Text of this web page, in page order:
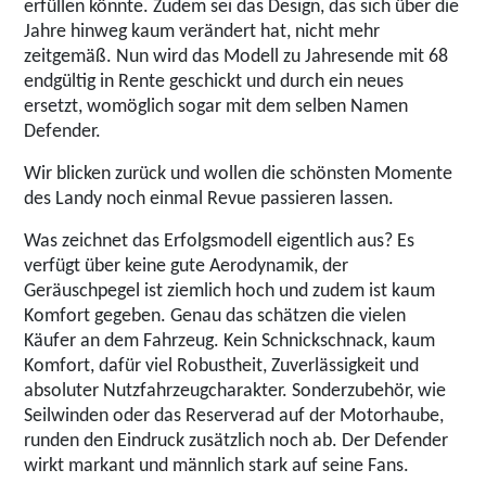
erfüllen könnte. Zudem sei das Design, das sich über die
Jahre hinweg kaum verändert hat, nicht mehr
zeitgemäß. Nun wird das Modell zu Jahresende mit 68
endgültig in Rente geschickt und durch ein neues
ersetzt, womöglich sogar mit dem selben Namen
Defender.
Wir blicken zurück und wollendie schönsten Momente
des Landy noch einmal Revue passieren lassen.
Was zeichnet das Erfolgsmodell eigentlich aus? Es
verfügt über keine gute Aerodynamik, der
Geräuschpegel ist ziemlich hoch und zudem ist kaum
Komfort gegeben. Genau das schätzen die vielen
Käufer an dem Fahrzeug. Kein Schnickschnack, kaum
Komfort, dafür viel Robustheit, Zuverlässigkeit und
absoluter Nutzfahrzeugcharakter. Sonderzubehör, wie
Seilwinden oder das Reserverad auf der Motorhaube,
runden den Eindruck zusätzlich noch ab. Der Defender
wirkt markant und männlich stark auf seine Fans.